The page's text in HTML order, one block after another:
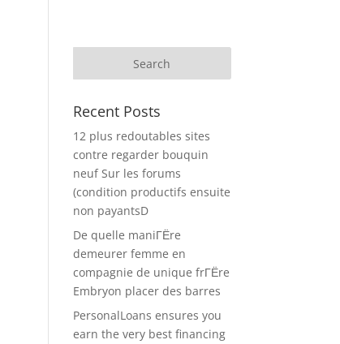
Recent Posts
12 plus redoutables sites
contre regarder bouquin
neuf Sur les forums
(condition productifs ensuite
non payantsD
De quelle maniГЁre
demeurer femme en
compagnie de unique frГЁre
Embryon placer des barres
PersonalLoans ensures you
earn the very best financing